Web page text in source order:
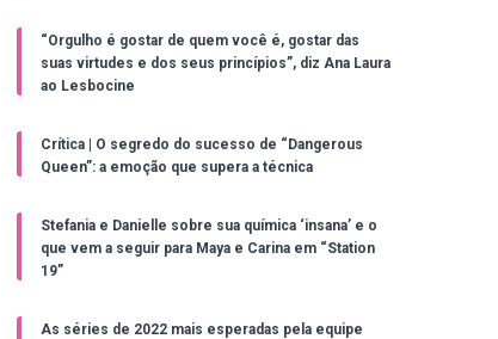
“Orgulho é gostar de quem você é, gostar das
suas virtudes e dos seus princípios”, diz Ana Laura
ao Lesbocine
Crítica | O segredo do sucesso de “Dangerous
Queen”: a emoção que supera a técnica
Stefania e Danielle sobre sua química ‘insana’ e o
que vem a seguir para Maya e Carina em “Station
19”
As séries de 2022 mais esperadas pela equipe